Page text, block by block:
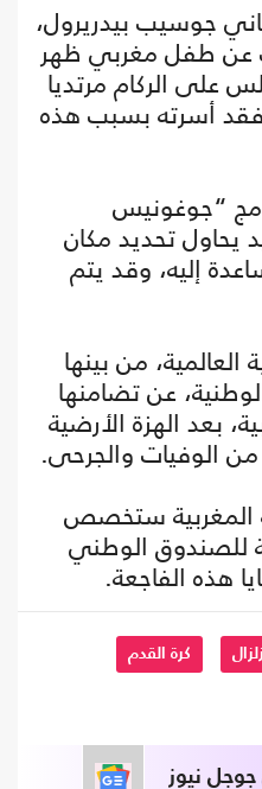
جوسيب بيدريرول،
عن طفل مغربي ظهر
الركام مرتديا
أسرته بسبب هذه
“جوغونيس
يحاول تحديد مكان
إليه، وقد يتم
من بينها
عن تضامنها
بعد الهزة الأرضية
من الوفيات والجرحى.
المغربية ستخصص
للصندوق الوطني
هذه الفاجعة.
زلزال كرة القدم
جوجل نيوز